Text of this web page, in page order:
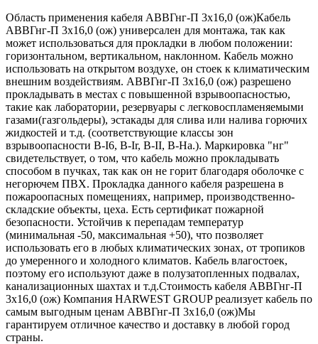
Область применения кабеля АВВГнг-П 3х16,0 (ож)Кабель
АВВГнг-П 3х16,0 (ож) универсален для монтажа, так как
может использоваться для прокладки в любом положении:
горизонтальном, вертикальном, наклонном. Кабель можно
использовать на открытом воздухе, он стоек к климатическим
внешним воздействиям. АВВГнг-П 3х16,0 (ож) разрешено
прокладывать в местах с повышенной взрывоопасностью,
такие как лаборатории, резервуары с легковоспламеняемыми
газами(газгольдеры), эстакады для слива или налива горючих
жидкостей и т.д. (соответствующие классы зон
взрывоопасности B-I6, B-Ir, B-II, В-На.). Маркировка "нг"
свидетельствует, о том, что кабель можно прокладывать
способом в пучках, так как он не горит благодаря оболочке с
негорючем ПВХ. Прокладка данного кабеля разрешена в
пожароопасных помещениях, например, производственно-
складские объекты, цеха. Есть сертификат пожарной
безопасности. Устойчив к перепадам температур
(минимальная -50, максимальная +50), что позволяет
использовать его в любых климатических зонах, от тропиков
до умеренного и холодного климатов. Кабель влагостоек,
поэтому его используют даже в полузатопленных подвалах,
канализационных шахтах и т.д.Стоимость кабеля АВВГнг-П
3х16,0 (ож) Компания HARWEST GROUP реализует кабель по
самым выгодным ценам АВВГнг-П 3х16,0 (ож)Мы
гарантируем отличное качество и доставку в любой город
страны.